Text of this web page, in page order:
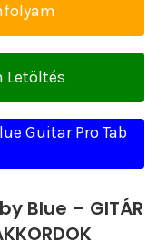
Letöltés
Guitar Pro Tab
Blue – GITÁR